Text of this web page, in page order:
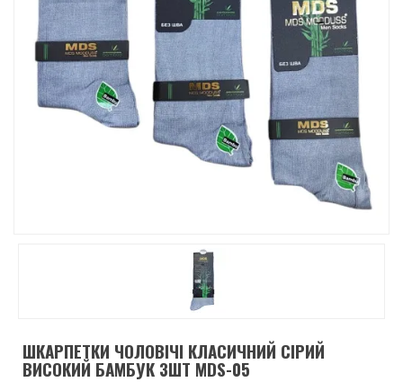
ШКАРПЕТКИ ЧОЛОВІЧІ КЛАСИЧНИЙ СІРИЙ
ВИСОКИЙ БАМБУК 3ШТ MDS-05